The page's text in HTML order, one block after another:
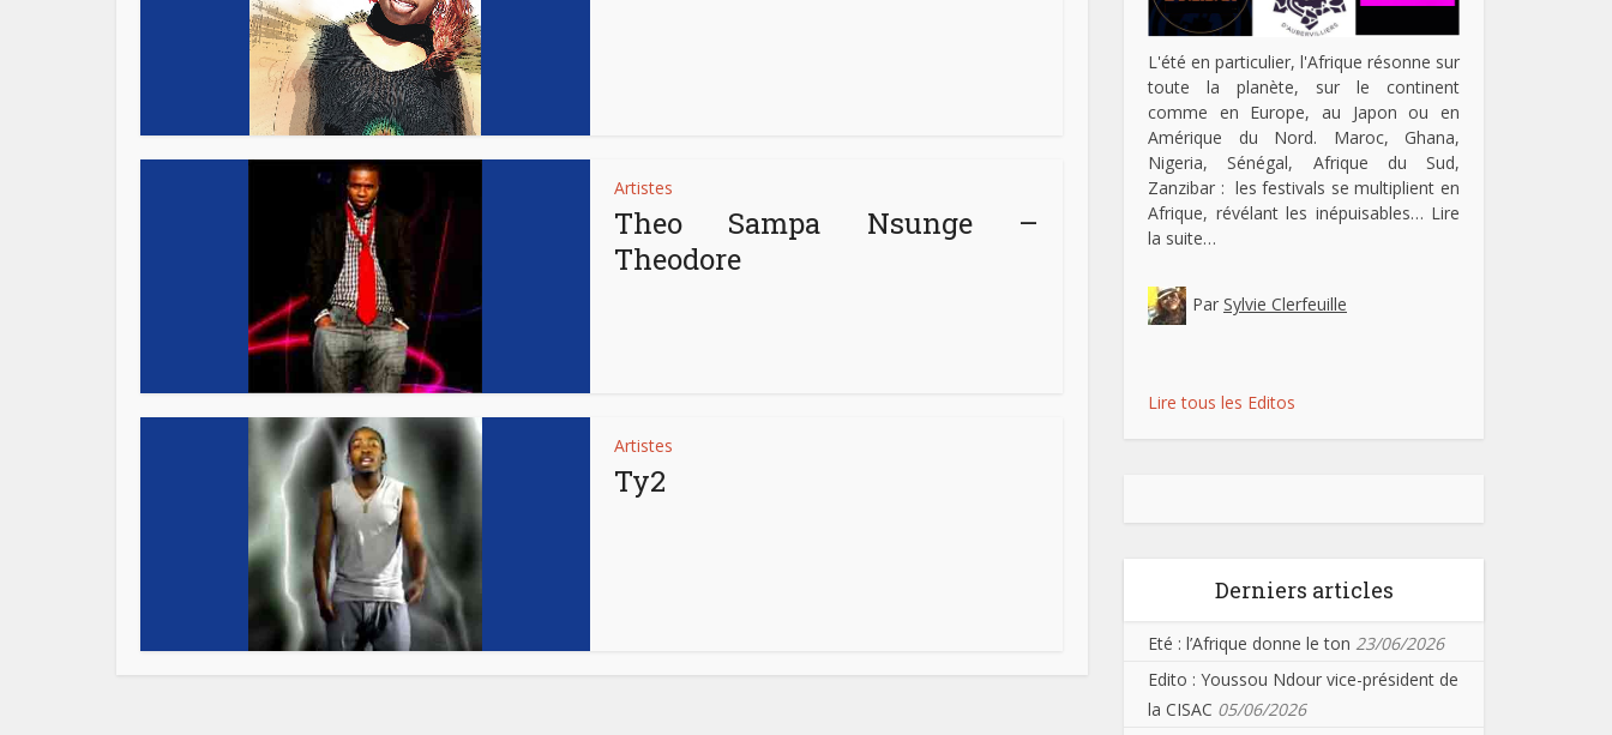
Artistes
Theo Sampa Nsunge –
Theodore
Artistes
Ty2
L'été en particulier, l'Afrique résonne sur
toute la planète, sur le continent
comme en Europe, au Japon ou en
Amérique du Nord. Maroc, Ghana,
Nigeria, Sénégal, Afrique du Sud,
Zanzibar : les festivals se multiplient en
Afrique, révélant les inépuisables… Lire
la suite…
Par Sylvie Clerfeuille
Lire tous les Editos
Derniers articles
Eté : l’Afrique donne le ton 23/06/2026
Edito : Youssou Ndour vice-président de
la CISAC 05/06/2026